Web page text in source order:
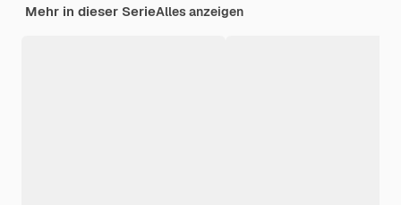
Mehr in dieser SerieAlles anzeigen